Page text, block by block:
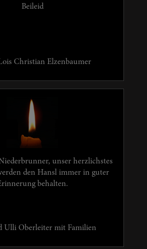
Beileid
Christian Elzenbaumer
unser herzlichstes
den Hansl immer in guter
behalten.
Ulli Oberleiter mit Familien